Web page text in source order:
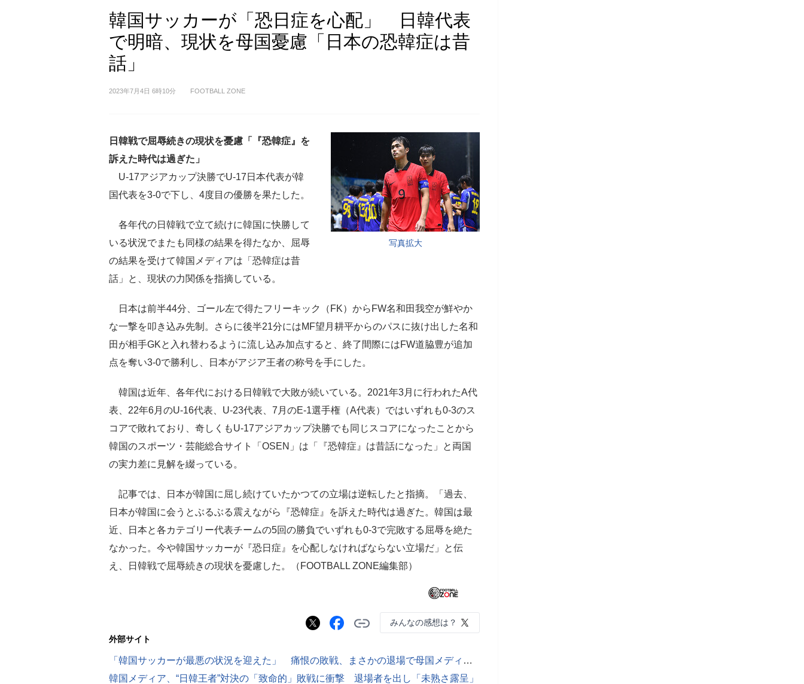
韓国サッカーが「恐日症を心配」 日韓代表
で明暗、現状を母国憂慮「日本の恐韓症は昔
話」
2023年7月4日 6時10分 FOOTBALL ZONE
写真拡大
日韓戦で屈辱続きの現状を憂慮「『恐韓症』を
訴えた時代は過ぎた」
U-17アジアカップ決勝でU-17日本代表が韓
国代表を3-0で下し、4度目の優勝を果たした。
各年代の日韓戦で立て続けに韓国に快勝して
いる状況でまたも同様の結果を得たなか、屈辱
の結果を受けて韓国メディアは「恐韓症は昔
話」と、現状の力関係を指摘している。
日本は前半44分、ゴール左で得たフリーキック（FK）からFW名和田我空が鮮やか
な一撃を叩き込み先制。さらに後半21分にはMF望月耕平からのパスに抜け出した名和
田が相手GKと入れ替わるように流し込み加点すると、終了間際にはFW道脇豊が追加
点を奪い3-0で勝利し、日本がアジア王者の称号を手にした。
韓国は近年、各年代における日韓戦で大敗が続いている。2021年3月に行われたA代
表、22年6月のU-16代表、U-23代表、7月のE-1選手権（A代表）ではいずれも0-3のス
コアで敗れており、奇しくもU-17アジアカップ決勝でも同じスコアになったことから
韓国のスポーツ・芸能総合サイト「OSEN」は「『恐韓症』は昔話になった」と両国
の実力差に見解を綴っている。
記事では、日本が韓国に屈し続けていたかつての立場は逆転したと指摘。「過去、
日本が韓国に会うとぶるぶる震えながら『恐韓症』を訴えた時代は過ぎた。韓国は最
近、日本と各カテゴリー代表チームの5回の勝負でいずれも0-3で完敗する屈辱を絶た
なかった。今や韓国サッカーが『恐日症』を心配しなければならない立場だ」と伝
え、日韓戦で屈辱続きの現状を憂慮した。（FOOTBALL ZONE編集部）
みんなの感想は？
外部サイト
「韓国サッカーが最悪の状況を迎えた」 痛恨の敗戦、まさかの退場で母国メディア悲嘆
韓国メディア、“日韓王者”対決の「致命的」敗戦に衝撃 退場者を出し「未熟さ露呈」